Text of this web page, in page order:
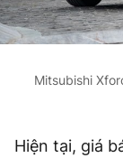
Mitsubishi
Hiện tại, giá